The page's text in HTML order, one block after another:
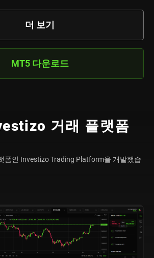
더 보기
MT5 다운로드
거래 플랫폼
폼인 Investizo Trading Platform을 개발했습